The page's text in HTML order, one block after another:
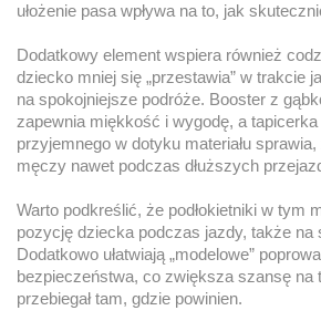
ułożenie pasa wpływa na to, jak
Dodatkowy element wspiera również
dziecko mniej się „przestawia” w trakcie
na spokojniejsze podróże. Booster z
zapewnia miękkość i wygodę, a
przyjemnego w dotyku materiału
męczy nawet podczas dłuższych
Warto podkreślić, że podłokietniki w tym
pozycję dziecka podczas jazdy, także
Dodatkowo ułatwiają „modelowe”
bezpieczeństwa, co zwiększa szansę na
przebiegał tam, gdzie powinien.